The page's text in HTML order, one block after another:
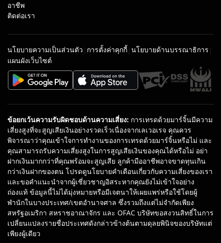
อาชีพ
ติดต่อเรา
นโยบายความเป็นส่วนตัว | การตั้งค่าคุกกี้| นโยบายด้านบรรณาธิการ |
แผนผังเว็บไซต์
ข้อยกเว้นความรับผิดชอบด้านความเสี่ยง: การเทรดด้วยมาร์จิ้นมีความ
เสี่ยงสูงที่จะสูญเสียเงินอย่างรวดเร็วเนื่องจากเลเวอเรจ คุณควร
พิจารณาว่าคุณเข้าใจการทำงานของการเทรดด้วยมาร์จิ้นหรือไม่ และ
คุณสามารถรับความเสี่ยงสูงในการสูญเสียเงินของคุณได้หรือไม่ อย่า
ฝากเงินมากกว่าที่คุณพร้อมจะสูญเสีย ลูกค้ามืออาชีพอาจขาดทุนเกิน
กว่าเงินฝากของตน โปรดดูนโยบายคำเตือนเกี่ยวกับความเสี่ยงของเรา
และขอคำแนะนำจากผู้เชี่ยวชาญอิสระหากคุณยังไม่เข้าใจอย่าง
ถ่องแท้ ข้อมูลนี้ไม่ได้มุ่งหมายหรือมีเจตนาให้เผยแพร่หรือใช้โดยผู้
พำนักในบางประเทศ/เขตอำนาจศาล ซึ่งรวมถึงแต่ไม่จำกัดเพียง
สหรัฐอเมริกา สหราชอาณาจักร และ OFAC บริษัทขอสงวนสิทธิ์ในการ
เปลี่ยนแปลงรายชื่อประเทศดังกล่าวข้างต้นตามดุลยพินิจของบริษัทแต่
เพียงผู้เดียว